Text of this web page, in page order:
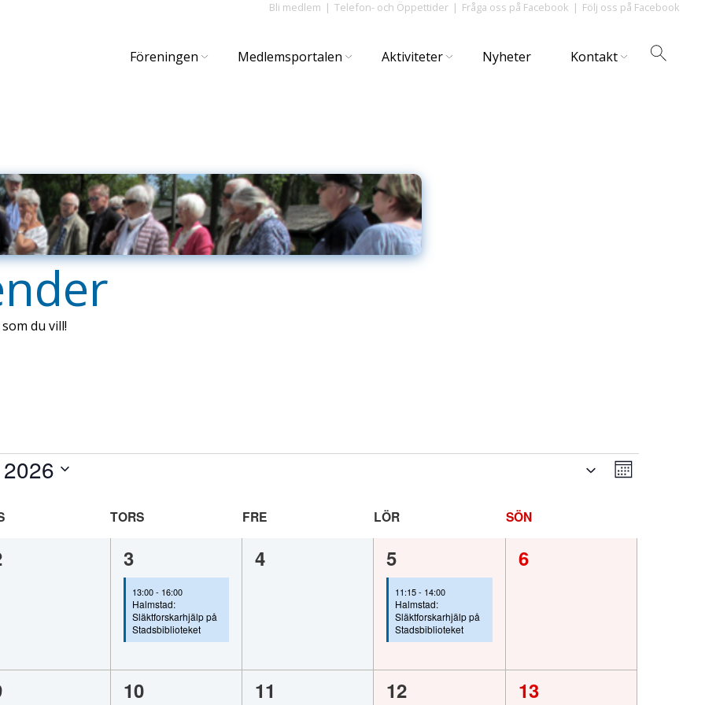
Bli medlem Telefon- och Öppettider Fråga oss på Facebook Följ oss på Facebook
Föreningen Medlemsportalen Aktiviteter Nyheter Kontakt
du vill!
Vy-
Månad
TORSDAG FREDAG LÖRDAG SÖNDAG
1
evenemang,
3
13:00- 16:00
Halmstad:
Släktforskarhjälp på
Stadsbiblioteket
0
4
1
evenemang,
5
11:15- 14:00
Halmstad:
Släktforskarhjälp på
Stadsbiblioteket
0
6
0
10
0
11
1
12
0
13